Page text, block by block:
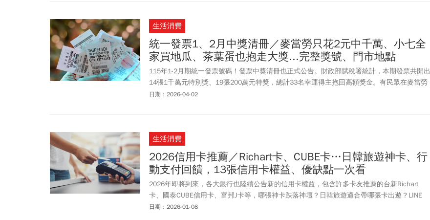
生活消費
統一發票1、2月中獎清冊／麥當勞只花2元中千萬、小七全
家買地瓜、茶葉蛋也抱走大獎...完整獎號、門市地點
115年1-2月期統一發票號碼！發票中獎清冊也正式公告。財政部賦稅署統計，本期發票共開出
14張1千萬元特別獎、19張200萬元特獎，總計33名幸運得主抱回高額獎金。有民眾在麥當勞
拿到一張消費金額2元的發票，幸運抱走千萬獎金。千萬特別獎獎號為「87510041」，200萬
39元就中1千萬元、200萬特獎更「只花6元」。其中有個大亮點是，位在台北市中正區的「臺
醫東」門市，開出一張千萬大獎，以及雲端發票專屬獎100萬！全家也有7位幸運兒抱回大
獎，消費門市橫跨新北、宜蘭、桃園、新竹、台中、台南及屏東；其中特別獎1千萬開出2組，
獎落屏東愛園店、冬山義成店，幸運兒最少只花39元買2瓶茶飲。全聯則開出1張千萬、1張
200萬，分別在台中向上門市以及台北文山興隆門市。114年11-12月期統一發票千萬特別獎還
有7張未領，領獎期限至5月5日止，逾期將無法兌領。消費地點包括：桃園市龜山區頂湖路33
號Gogoro花11元租共享機車、新北市淡水區中山北路2段188巷全家Family Mart花49元買食品
日期：2026-04-02
生活消費
2026信用卡推薦／Richart卡、CUBE卡…日韓旅遊神卡、行
動支付回饋，13張信用卡權益、優缺點一次看
2026年即將到來，各大銀行也陸續公告新的信用卡權益，包含許多卡友推薦的台新Richart
卡、國泰CUBE信用卡、富邦J卡等，哪張神卡跌落神壇？日韓旅遊適合帶哪張卡出遊？LINE
Pay適合綁哪張卡？各大熱門信用卡權益、亮點及適合族群一次看。
日期：2026-01-08